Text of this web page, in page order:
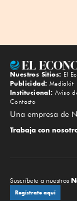
Nuestros Sitios: El
Publicidad: Mediakit
Institucional: Aviso
Contacto
Una empresa de
Trabaja con
Suscríbete a nuestros
Regístrate aquí